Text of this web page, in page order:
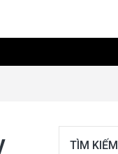
TÌM KIẾM